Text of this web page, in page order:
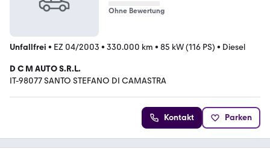
Ohne Bewertung
Unfallfrei • EZ 04/2003 • 330.000 km • 85 kW (116 PS) • Diesel
D C M AUTO S.R.L.
IT-98077 SANTO STEFANO DI CAMASTRA
Kontakt Parken